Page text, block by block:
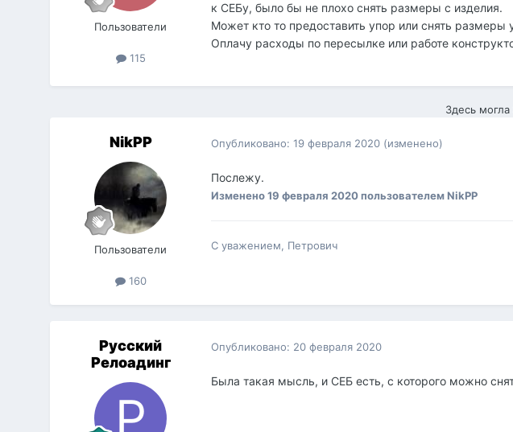
Пользователи
115
к СЕБу, было бы не плохо снять размеры с изделия.
Может кто то предоставить упор или снять размеры
Оплачу расходы по пересылке или работе
Здесь
NikPP
Пользователи
160
Опубликовано:19 февраля 2020 (изменено)
Послежу.
Изменено19 февраля 2020пользователем NikPP
С уважением, Петрович
Русский
Релоадинг
Опубликовано: 20 февраля 2020
Была такая мысль, и СЕБ есть, с которого можно